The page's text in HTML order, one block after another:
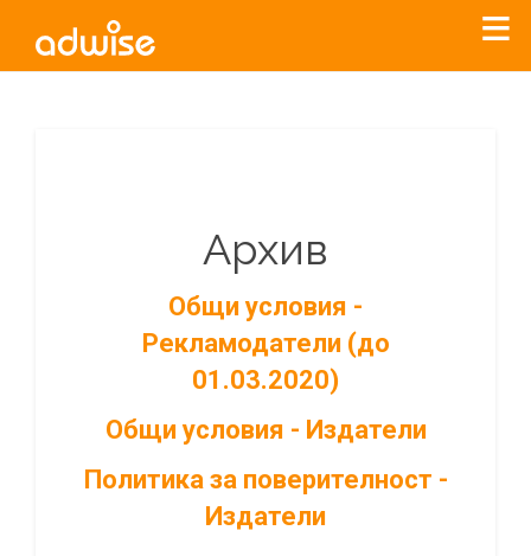
Архив
Общи условия -
Рекламодатели (до
01.03.2020)
Общи условия - Издатели
Политика за поверителност -
Издатели